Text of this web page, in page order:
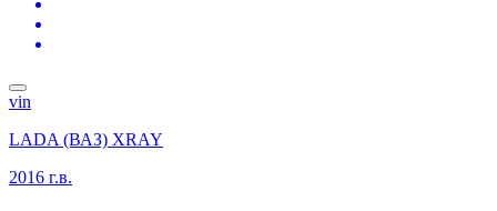
vin
LADA (ВАЗ) XRAY
2016 г.в.